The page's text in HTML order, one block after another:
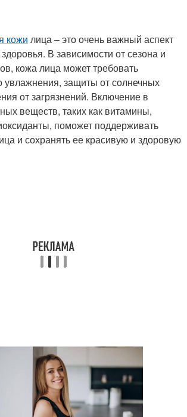
кожи лица – это очень важный аспект
В зависимости от сезона и
кожа лица может требовать
увлажнения, защиты от солнечных
от загрязнений. Включение в
веществ, таких как витамины,
поможет поддерживать
и сохранять ее красивую и здоровую